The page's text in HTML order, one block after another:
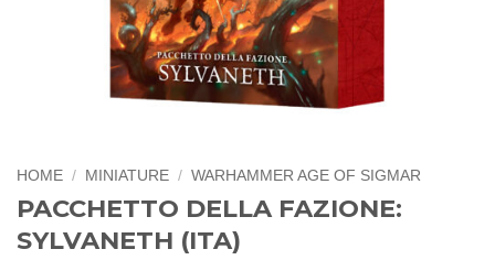
HOME / MINIATURE / WARHAMMER AGE OF SIGMAR
PACCHETTO DELLA FAZIONE:
SYLVANETH (ITA)